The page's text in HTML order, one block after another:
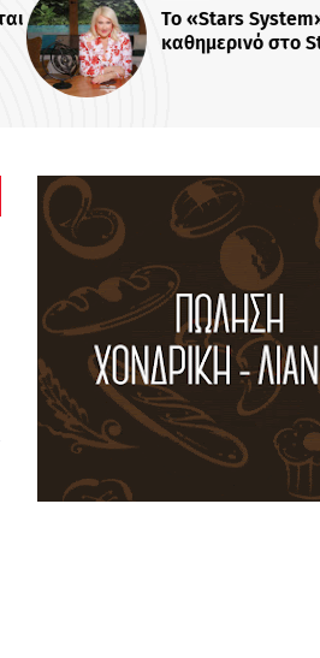
Το «Stars System» γίνεται
καθημερινό στο Star...